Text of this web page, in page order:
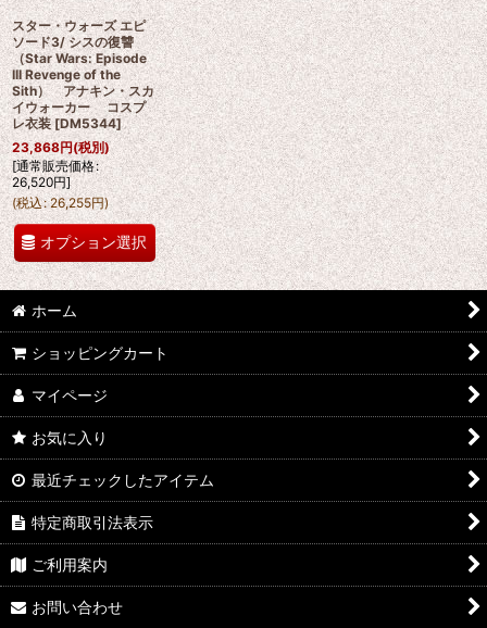
スター・ウォーズ エピ
ソード3/ シスの復讐
（Star Wars: Episode
III Revenge of the
Sith） アナキン・スカ
イウォーカー コスプ
レ衣装 [DM5344]
23,868円(税別)
[通常販売価格:
26,520円]
(税込: 26,255円)
オプション選択
ホーム
ショッピングカート
マイページ
お気に入り
最近チェックしたアイテム
特定商取引法表示
ご利用案内
お問い合わせ